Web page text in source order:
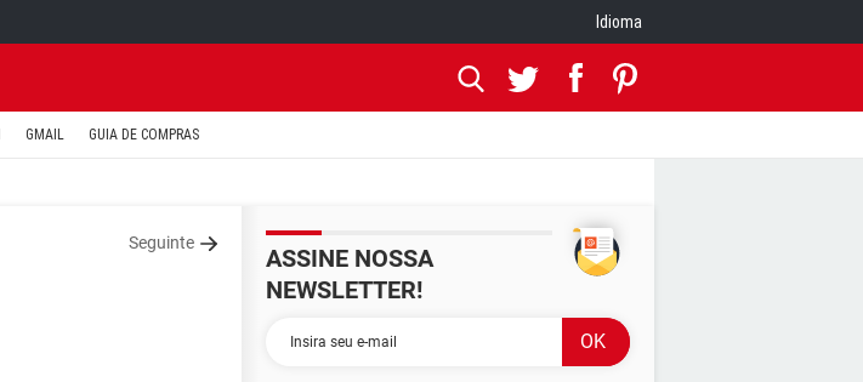
Idioma
GMAIL GUIA DE COMPRAS
Seguinte
ASSINE NOSSA
NEWSLETTER!